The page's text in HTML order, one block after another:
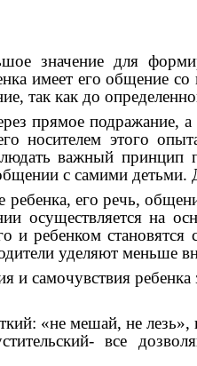
значение для
имеет его общение
так как до
прямое подражание,
носителем этого
важный принцип
с самими
ребенка, его речь,
осуществляется на
и ребенком
уделяют меньше
и самочувствия ребенка
«не мешай, не лезь»,
все